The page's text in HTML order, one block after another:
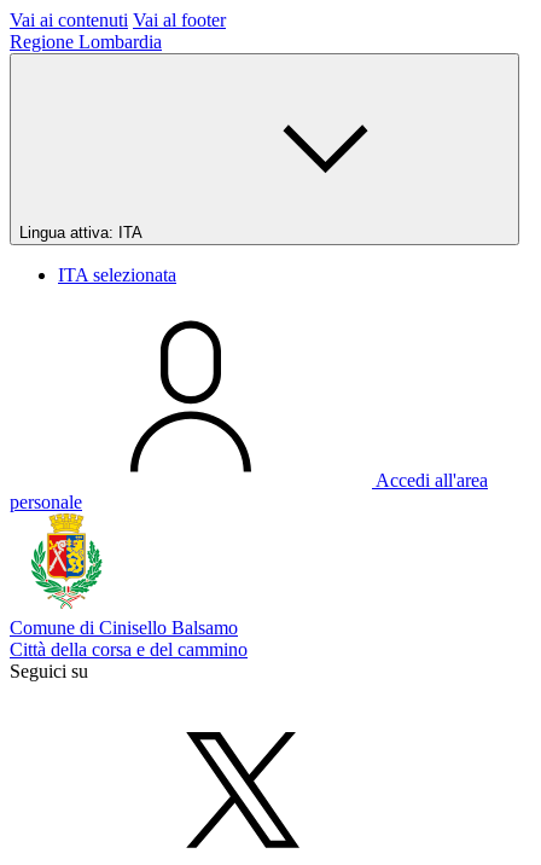
Vai ai contenuti Vai al footer
Regione Lombardia
Lingua attiva: ITA
ITA selezionata
Accedi all'area
personale
Comune di Cinisello Balsamo
Città della corsa e del cammino
Seguici su